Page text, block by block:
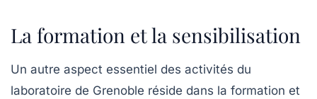
La formation et la sensibilisation
Un autre aspect essentiel des activités du
laboratoire de Grenoble réside dans la formation et